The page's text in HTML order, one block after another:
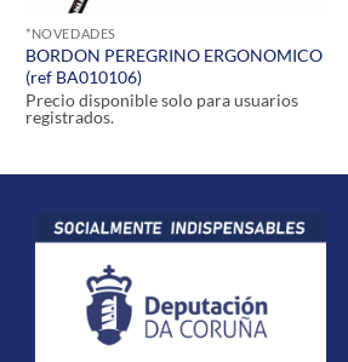
*NOVEDADES
BORDON PEREGRINO ERGONOMICO
(ref BA010106)
Precio disponible solo para usuarios
registrados.